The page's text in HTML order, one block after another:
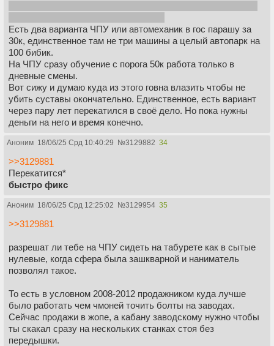
Есть два варианта ЧПУ или автомеханик в гос парашу за
30к, единственное там не три машины а целый автопарк на
100 бибик.
На ЧПУ сразу обучение с порога 50к работа только в
дневные смены.
Вот сижу и думаю куда из этого говна влазить чтобы не
убить суставы окончательно. Единственное, есть вариант
через пару лет перекатился в своё дело. Но пока нужны
деньги на него и время конечно.
Аноним 18/06/25 Срд 10:40:29 №3129882 34
>>3129881
Перекатится*
быстро фикс
Аноним 18/06/25 Срд 12:25:02 №3129954 35
>>3129881
разрешат ли тебе на ЧПУ сидеть на табурете как в сытые
нулевые, когда сфера была зашкварной и наниматель
позволял такое.
То есть в условном 2008-2012 продажником куда лучше
было работать чем чмоней точить болты на заводах.
Сейчас продажи в жопе, а кабану заводскому нужно чтобы
ты скакал сразу на нескольких станках стоя без
передышки.